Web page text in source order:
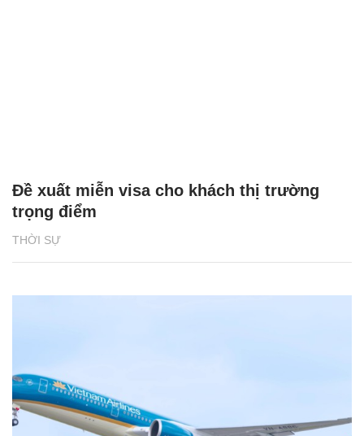
THỜI SỰ
Đề xuất miễn visa cho khách thị trường
trọng điểm